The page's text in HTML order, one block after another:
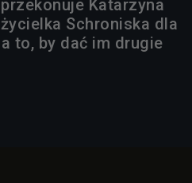
Katarzyna
Schroniska dla
to, by dać im drugie